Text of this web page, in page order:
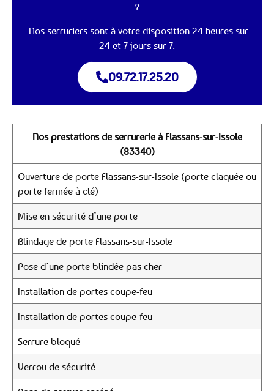
?
Nos serruriers sont à votre disposition 24 heures sur
24 et 7 jours sur 7.
09.72.17.25.20
Nos prestations de serrurerie à Flassans-sur-Issole
(83340)
Ouverture de porte Flassans-sur-Issole (porte claquée ou
porte fermée à clé)
Mise en sécurité d’une porte
Blindage de porte Flassans-sur-Issole
Pose d’une porte blindée pas cher
Installation de portes coupe-feu
Installation de portes coupe-feu
Serrure bloqué
Verrou de sécurité